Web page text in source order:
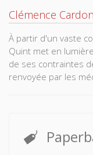
Clémence
À partir d'un vaste
Quint met en
de ses contraintes
renvoyée par les